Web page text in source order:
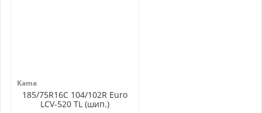
Kama
185/75R16C 104/102R Euro
LCV-520 TL (шип.)